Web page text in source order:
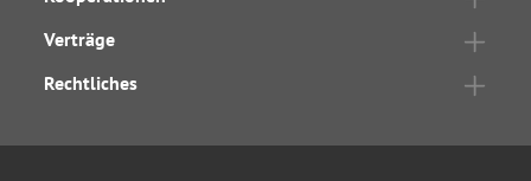
Verträge
Rechtliches